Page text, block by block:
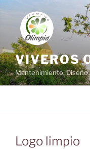
contenido
VIVEROS
Mantenimiento, Diseño
Logo limpio